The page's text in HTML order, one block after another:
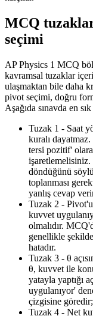
MCQ
seçimi
AP Physics 1 MCQ
kavramsal tuzaklar
ulaşmaktan bile daha
pivot seçimi, doğru
Aşağıda sınavda en
Tuzak 1 - Saat
kuralı
tersi pozitif'
döndüğünü
toplanması
yanlış cevap
Tuzak 2 -
kuvvet
olmalıdır.
genellikle
hatadır.
Tuzak 3 - θ
θ, kuvvet ile
yatayla yaptığı
uygulanıyor'
çizgisine
Tuzak 4 - Net